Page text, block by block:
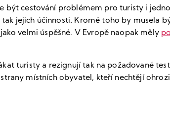
být cestování problémem pro turisty i
jejich účinnosti. Kromě toho by musela
velmi úspěšné. V Evropě naopak měly
turisty a rezignují tak na požadované
místních obyvatel, kteří nechtějí